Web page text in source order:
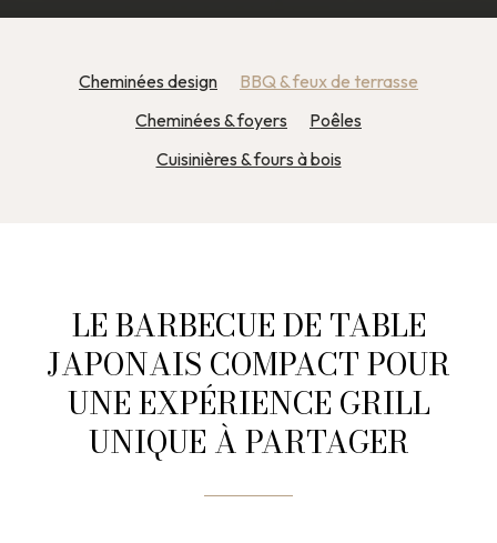
Cheminées design
BBQ & feux de terrasse
Cheminées & foyers
Poêles
Cuisinières & fours à bois
LE BARBECUE DE TABLE
JAPONAIS COMPACT POUR
UNE EXPÉRIENCE GRILL
UNIQUE À PARTAGER